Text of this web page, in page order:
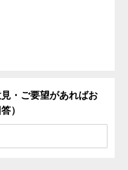
・ご要望があればお
）